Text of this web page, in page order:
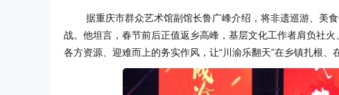
据重庆市群众艺术馆副馆长鲁广峰介绍，将非遗巡游、美
战。他坦言，春节前后正值返乡高峰，基层文化工作者肩负社
各方资源、迎难而上的务实作风，让“川渝乐翻天”在乡镇扎根、